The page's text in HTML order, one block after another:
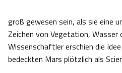
groß gewesen sein, als sie eine
Zeichen von Vegetation, Wasser
Wissenschaftler erschien die
bedeckten Mars plötzlich als